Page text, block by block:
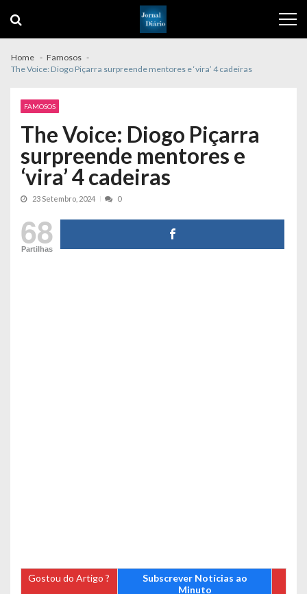
navigation
content
Home
Famosos
The Voice: Diogo Piçarra surpreende mentores e ‘vira’ 4 cadeiras
FAMOSOS
The Voice: Diogo Piçarra
surpreende mentores e
‘vira’ 4 cadeiras
23 Setembro, 2024 0
68
Partilhas
Gostou do Artigo ?
Subscrever Notícias ao
Minuto